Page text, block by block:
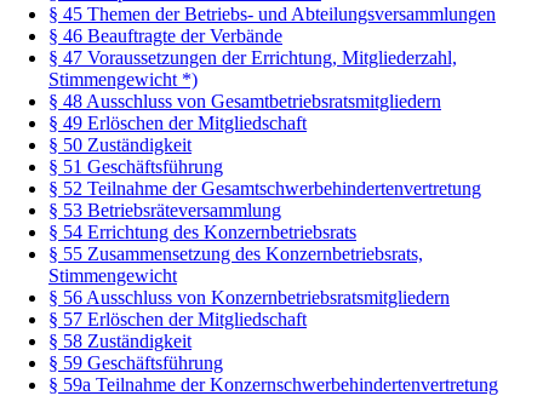
§ 45 Themen der Betriebs- und Abteilungsversammlungen
§ 46 Beauftragte der Verbände
§ 47 Voraussetzungen der Errichtung, Mitgliederzahl,
Stimmengewicht *)
§ 48 Ausschluss von Gesamtbetriebsratsmitgliedern
§ 49 Erlöschen der Mitgliedschaft
§ 50 Zuständigkeit
§ 51 Geschäftsführung
§ 52 Teilnahme der Gesamtschwerbehindertenvertretung
§ 53 Betriebsräteversammlung
§ 54 Errichtung des Konzernbetriebsrats
§ 55 Zusammensetzung des Konzernbetriebsrats,
Stimmengewicht
§ 56 Ausschluss von Konzernbetriebsratsmitgliedern
§ 57 Erlöschen der Mitgliedschaft
§ 58 Zuständigkeit
§ 59 Geschäftsführung
§ 59a Teilnahme der Konzernschwerbehindertenvertretung